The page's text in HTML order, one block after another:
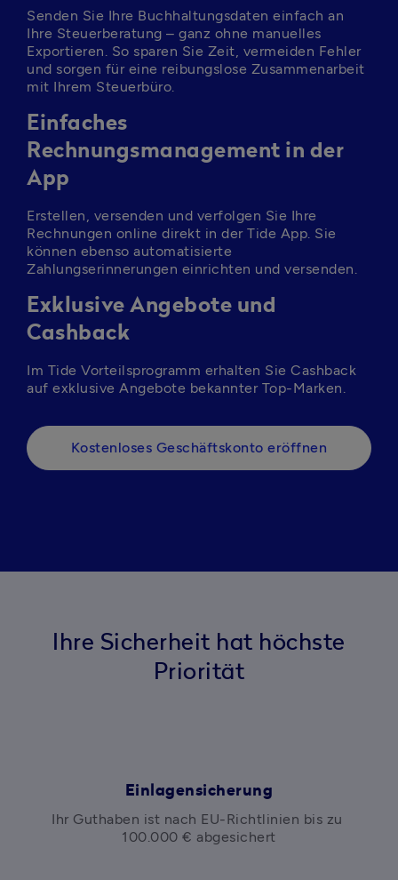
Senden Sie Ihre Buchhaltungsdaten einfach an
Ihre Steuerberatung – ganz ohne manuelles
Exportieren. So sparen Sie Zeit, vermeiden Fehler
und sorgen für eine reibungslose Zusammenarbeit
mit Ihrem Steuerbüro.
Einfaches
Rechnungsmanagement in der
App
Erstellen, versenden und verfolgen Sie Ihre
Rechnungen online direkt in der Tide App. Sie
können ebenso automatisierte
Zahlungserinnerungen einrichten und versenden.
Exklusive Angebote und
Cashback
Im Tide Vorteilsprogramm erhalten Sie Cashback
auf exklusive Angebote bekannter Top-Marken.
Kostenloses Geschäftskonto eröffnen
Ihre Sicherheit hat höchste
Priorität
Einlagensicherung
Ihr Guthaben ist nach EU-Richtlinien bis zu
100.000 € abgesichert